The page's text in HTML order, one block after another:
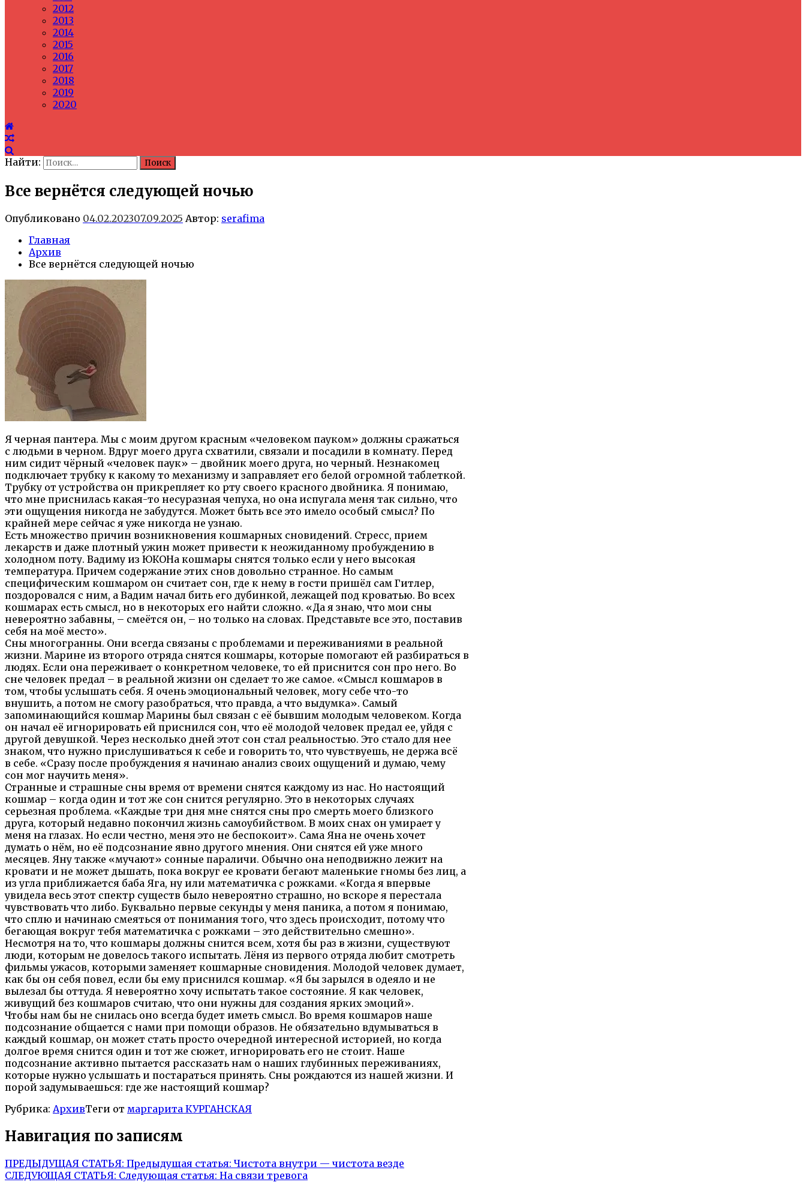
2012
2013
2014
2015
2016
2017
2018
2019
2020
Найти:
Все вернётся следующей ночью
Опубликовано 04.02.202307.09.2025 Автор: serafima
Главная
Архив
Все вернётся следующей ночью
Я черная пантера. Мы с моим другом красным «человеком пауком» должны сражаться
с людьми в черном. Вдруг моего друга схватили, связали и посадили в комнату. Перед
ним сидит чёрный «человек паук» – двойник моего друга, но черный. Незнакомец
подключает трубку к какому то механизму и заправляет его белой огромной таблеткой.
Трубку от устройства он прикрепляет ко рту своего красного двойника. Я понимаю,
что мне приснилась какая-то несуразная чепуха, но она испугала меня так сильно, что
эти ощущения никогда не забудутся. Может быть все это имело особый смысл? По
крайней мере сейчас я уже никогда не узнаю.
Есть множество причин возникновения кошмарных сновидений. Стресс, прием
лекарств и даже плотный ужин может привести к неожиданному пробуждению в
холодном поту. Вадиму из ЮКОНа кошмары снятся только если у него высокая
температура. Причем содержание этих снов довольно странное. Но самым
специфическим кошмаром он считает сон, где к нему в гости пришёл сам Гитлер,
поздоровался с ним, а Вадим начал бить его дубинкой, лежащей под кроватью. Во всех
кошмарах есть смысл, но в некоторых его найти сложно. «Да я знаю, что мои сны
невероятно забавны, – смеётся он, – но только на словах. Представьте все это, поставив
себя на моё место».
Сны многогранны. Они всегда связаны с проблемами и переживаниями в реальной
жизни. Марине из второго отряда снятся кошмары, которые помогают ей разбираться в
людях. Если она переживает о конкретном человеке, то ей приснится сон про него. Во
сне человек предал – в реальной жизни он сделает то же самое. «Смысл кошмаров в
том, чтобы услышать себя. Я очень эмоциональный человек, могу себе что-то
внушить, а потом не смогу разобраться, что правда, а что выдумка». Самый
запоминающийся кошмар Марины был связан с её бывшим молодым человеком. Когда
он начал её игнорировать ей приснился сон, что её молодой человек предал ее, уйдя с
другой девушкой. Через несколько дней этот сон стал реальностью. Это стало для нее
знаком, что нужно прислушиваться к себе и говорить то, что чувствуешь, не держа всё
в себе. «Сразу после пробуждения я начинаю анализ своих ощущений и думаю, чему
сон мог научить меня».
Странные и страшные сны время от времени снятся каждому из нас. Но настоящий
кошмар – когда один и тот же сон снится регулярно. Это в некоторых случаях
серьезная проблема. «Каждые три дня мне снятся сны про смерть моего близкого
друга, который недавно покончил жизнь самоубийством. В моих снах он умирает у
меня на глазах. Но если честно, меня это не беспокоит». Сама Яна не очень хочет
думать о нём, но её подсознание явно другого мнения. Они снятся ей уже много
месяцев. Яну также «мучают» сонные параличи. Обычно она неподвижно лежит на
кровати и не может дышать, пока вокруг ее кровати бегают маленькие гномы без лиц, а
из угла приближается баба Яга, ну или математичка с рожками. «Когда я впервые
увидела весь этот спектр существ было невероятно страшно, но вскоре я перестала
чувствовать что либо. Буквально первые секунды у меня паника, а потом я понимаю,
что сплю и начинаю смеяться от понимания того, что здесь происходит, потому что
бегающая вокруг тебя математичка с рожками – это действительно смешно».
Несмотря на то, что кошмары должны снится всем, хотя бы раз в жизни, существуют
люди, которым не довелось такого испытать. Лёня из первого отряда любит смотреть
фильмы ужасов, которыми заменяет кошмарные сновидения. Молодой человек думает,
как бы он себя повел, если бы ему приснился кошмар. «Я бы зарылся в одеяло и не
вылезал бы оттуда. Я невероятно хочу испытать такое состояние. Я как человек,
живущий без кошмаров считаю, что они нужны для создания ярких эмоций».
Чтобы нам бы не снилась оно всегда будет иметь смысл. Во время кошмаров наше
подсознание общается с нами при помощи образов. Не обязательно вдумываться в
каждый кошмар, он может стать просто очередной интересной историей, но когда
долгое время снится один и тот же сюжет, игнорировать его не стоит. Наше
подсознание активно пытается рассказать нам о наших глубинных переживаниях,
которые нужно услышать и постараться принять. Сны рождаются из нашей жизни. И
порой задумываешься: где же настоящий кошмар?
Рубрика: АрхивТеги от маргарита КУРГАНСКАЯ
Навигация по записям
ПРЕДЫДУЩАЯ СТАТЬЯ: Предыдущая статья: Чистота внутри — чистота везде
СЛЕДУЮЩАЯ СТАТЬЯ: Следующая статья: На связи тревога